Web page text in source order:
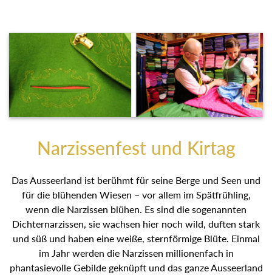
Narzissenfest und Kirtag
Das Ausseerland ist berühmt für seine Berge und Seen und
für die blühenden Wiesen – vor allem im Spätfrühling,
wenn die Narzissen blühen. Es sind die sogenannten
Dichternarzissen, sie wachsen hier noch wild, duften stark
und süß und haben eine weiße, sternförmige Blüte. Einmal
im Jahr werden die Narzissen millionenfach in
phantasievolle Gebilde geknüpft und das ganze Ausseerland